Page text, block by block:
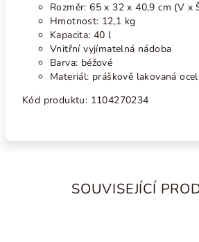
Rozměr: 65 x 32 x 40,9 cm (V x
Hmotnost: 12,1 kg
Kapacita: 40 l
Vnitřní vyjímatelná nádoba
Barva: béžové
Materiál: práškově lakovaná
Kód produktu: 1104270234
SOUVISEJÍCÍ